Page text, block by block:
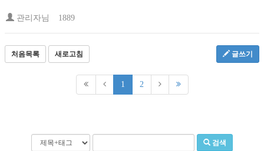
관리자님 1889
처음목록 새로고침 글쓰기
1 2
검색